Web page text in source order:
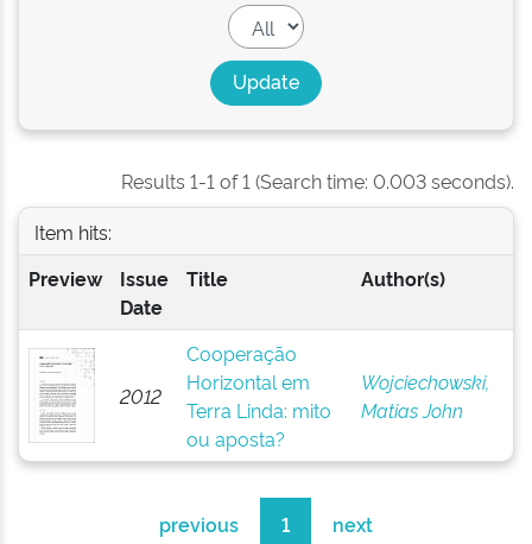
Results 1-1 of 1 (Search time: 0.003 seconds).
Item hits:
Preview
Issue
Date
Title Author(s)
2012
Cooperação
Horizontal em
Terra Linda: mito
ou aposta?
Wojciechowski,
Matias John
previous 1 next